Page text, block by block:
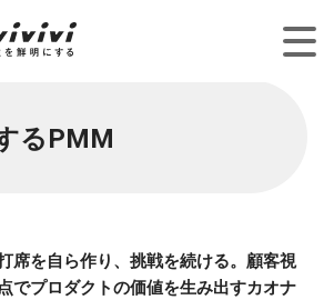
るPMM
席を自ら作り、挑戦を続ける。顧客視
でプロダクトの価値を生み出すカオナ